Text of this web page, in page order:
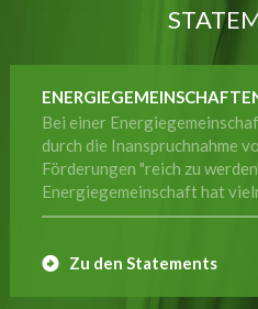
Bei einer
durch die Inanspruchnahme
Förderungen "reich zu
Energiegemeinschaft hat
Zu den Statements